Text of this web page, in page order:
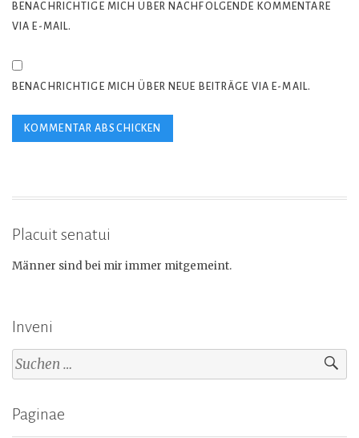
BENACHRICHTIGE MICH ÜBER NACHFOLGENDE KOMMENTARE
VIA E-MAIL.
BENACHRICHTIGE MICH ÜBER NEUE BEITRÄGE VIA E-MAIL.
Placuit senatui
Männer sind bei mir immer mitgemeint.
Inveni
Suchen
nach:
Paginae